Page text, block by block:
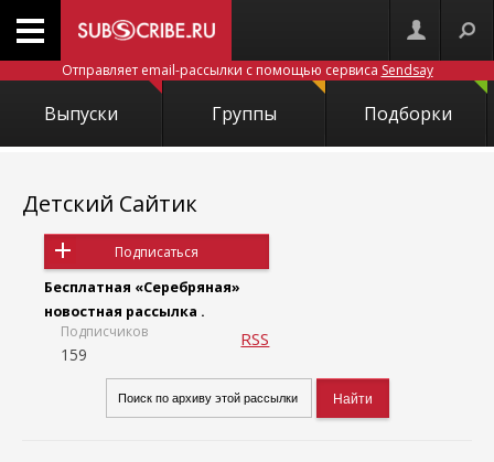
Отправляет email-рассылки с помощью сервиса Sendsay
Выпуски Группы Подборки
Детский Сайтик
Подписаться
Бесплатная «Серебряная»
новостная рассылка .
Подписчиков
159
RSS